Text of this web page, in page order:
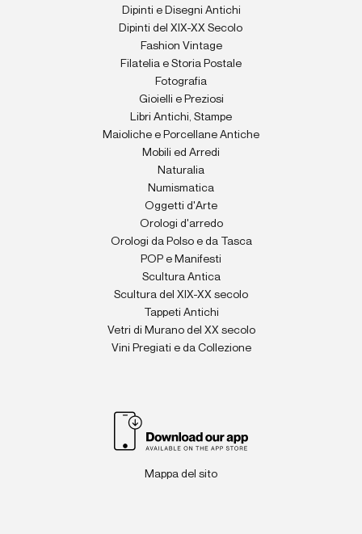
Dipinti e Disegni Antichi
Dipinti del XIX-XX Secolo
Fashion Vintage
Filatelia e Storia Postale
Fotografia
Gioielli e Preziosi
Libri Antichi, Stampe
Maioliche e Porcellane Antiche
Mobili ed Arredi
Naturalia
Numismatica
Oggetti d'Arte
Orologi d'arredo
Orologi da Polso e da Tasca
POP e Manifesti
Scultura Antica
Scultura del XIX-XX secolo
Tappeti Antichi
Vetri di Murano del XX secolo
Vini Pregiati e da Collezione
Mappa del sito